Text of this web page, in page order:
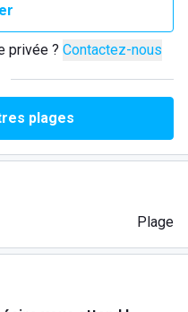
privée ? Contactez-nous
plages
Plage